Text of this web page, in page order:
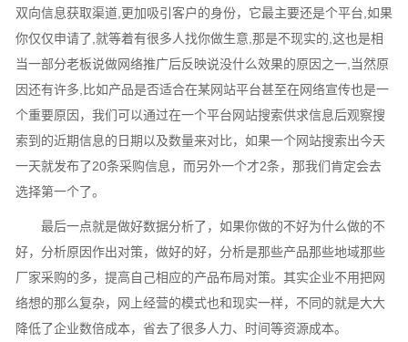
双向信息获取渠道,更加吸引客户的身份，它最主要还是个平台,如果
你仅仅申请了,就等着有很多人找你做生意,那是不现实的,这也是相
当一部分老板说做网络推广后反映说没什么效果的原因之一,当然原
因还有许多,比如产品是否适合在某网站平台甚至在网络宣传也是一
个重要原因，我们可以通过在一个平台网站搜索供求信息后观察搜
索到的近期信息的日期以及数量来对比，如果一个网站搜索出今天
一天就发布了20条采购信息，而另外一个才2条，那我们肯定会去
选择第一个了。
最后一点就是做好数据分析了，如果你做的不好为什么做的不
好，分析原因作出对策，做好的好，分析是那些产品那些地域那些
厂家采购的多，提高自己相应的产品布局对策。其实企业不用把网
络想的那么复杂，网上经营的模式也和现实一样，不同的就是大大
降低了企业数倍成本，省去了很多人力、时间等资源成本。